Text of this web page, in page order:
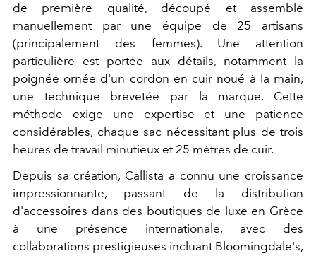
de première qualité, découpé et assemblé
manuellement par une équipe de 25 artisans
(principalement des femmes). Une attention
particulière est portée aux détails, notamment la
poignée ornée d'un cordon en cuir noué à la main,
une technique brevetée par la marque. Cette
méthode exige une expertise et une patience
considérables, chaque sac nécessitant plus de trois
heures de travail minutieux et 25 mètres de cuir.
Depuis sa création, Callista a connu une croissance
impressionnante, passant de la distribution
d'accessoires dans des boutiques de luxe en Grèce
à une présence internationale, avec des
collaborations prestigieuses incluant Bloomingdale's,